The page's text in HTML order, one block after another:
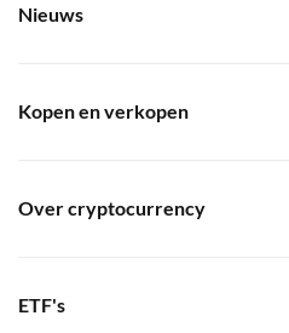
Nieuws
Kopen en verkopen
Over cryptocurrency
ETF's